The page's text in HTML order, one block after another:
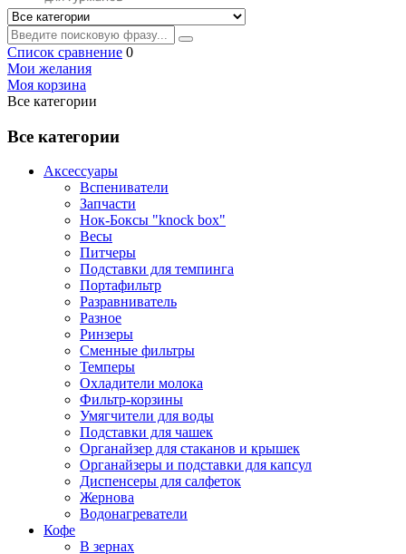
Список сравнение 0
Мои желания
Моя корзина
Все категории
Все категории
Аксессуары
Вспениватели
Запчасти
Нок-Боксы "knock box"
Весы
Питчеры
Подставки для темпинга
Портафильтр
Разравниватель
Разное
Ринзеры
Сменные фильтры
Темперы
Охладители молока
Фильтр-корзины
Умягчители для воды
Подставки для чашек
Органайзер для стаканов и крышек
Органайзеры и подставки для капсул
Диспенсеры для салфеток
Жернова
Водонагреватели
Кофе
В зернах